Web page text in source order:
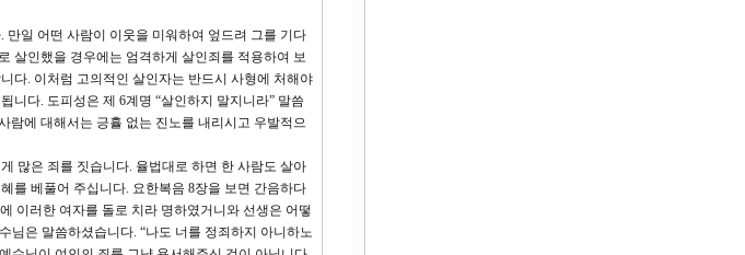
일 어떤 사람이 이웃을 미워하여 엎드려 그를 기다
살인했을 경우에는 엄격하게 살인죄를 적용하여 보
다. 이처럼 고의적인 살인자는 반드시 사형에 처해야
니다. 도피성은 제 6계명 “살인하지 말지니라” 말씀
람에 대해서는 긍휼 없는 진노를 내리시고 우발적으
많은 죄를 짓습니다. 율법대로 하면 한 사람도 살아
를 베풀어 주십니다. 요한복음 8장을 보면 간음하다
이러한 여자를 돌로 치라 명하였거니와 선생은 어떻
님은 말씀하셨습니다. “나도 너를 정죄하지 아니하노